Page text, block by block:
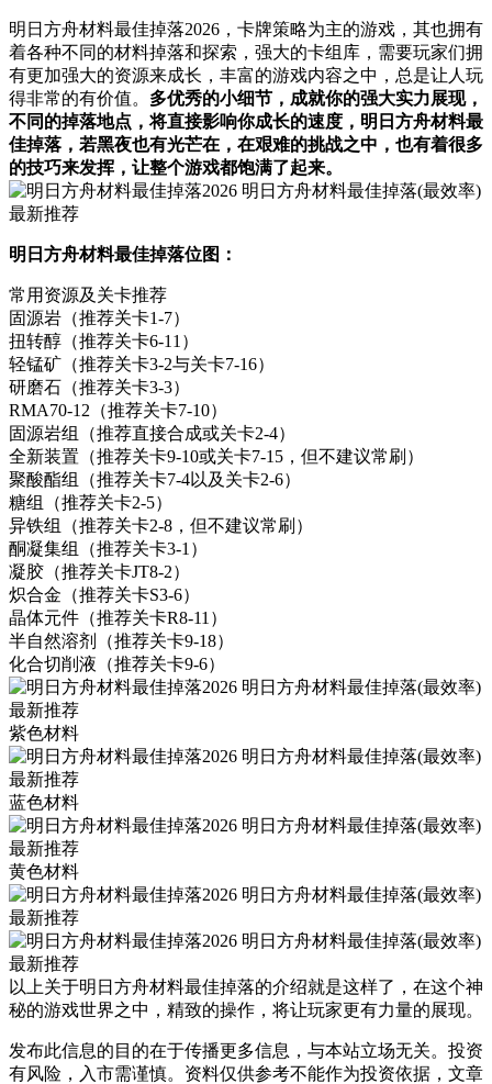
明日方舟材料最佳掉落2026，卡牌策略为主的游戏，其也拥有
着各种不同的材料掉落和探索，强大的卡组库，需要玩家们拥
有更加强大的资源来成长，丰富的游戏内容之中，总是让人玩
得非常的有价值。 多优秀的小细节，成就你的强大实力展现，
不同的掉落地点，将直接影响你成长的速度，明日方舟材料最
佳掉落，若黑夜也有光芒在，在艰难的挑战之中，也有着很多
的技巧来发挥，让整个游戏都饱满了起来。
明日方舟材料最佳掉落位图：
常用资源及关卡推荐
固源岩（推荐关卡1-7）
扭转醇（推荐关卡6-11）
轻锰矿（推荐关卡3-2与关卡7-16）
研磨石（推荐关卡3-3）
RMA70-12（推荐关卡7-10）
固源岩组（推荐直接合成或关卡2-4）
全新装置（推荐关卡9-10或关卡7-15，但不建议常刷）
聚酸酯组（推荐关卡7-4以及关卡2-6）
糖组（推荐关卡2-5）
异铁组（推荐关卡2-8，但不建议常刷）
酮凝集组（推荐关卡3-1）
凝胶（推荐关卡JT8-2）
炽合金（推荐关卡S3-6）
晶体元件（推荐关卡R8-11）
半自然溶剂（推荐关卡9-18）
化合切削液（推荐关卡9-6）
紫色材料
蓝色材料
黄色材料
以上关于明日方舟材料最佳掉落的介绍就是这样了，在这个神
秘的游戏世界之中，精致的操作，将让玩家更有力量的展现。
发布此信息的目的在于传播更多信息，与本站立场无关。投资
有风险，入市需谨慎。资料仅供参考不能作为投资依据，文章